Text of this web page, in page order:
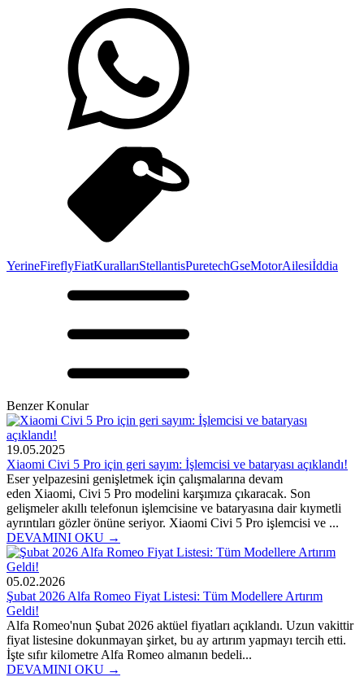
YerineFireflyFiatKurallarıStellantisPuretechGseMotorAilesiİddia
Benzer Konular
19.05.2025
Xiaomi Civi 5 Pro için geri sayım: İşlemcisi ve bataryası açıklandı!
Eser yelpazesini genişletmek için çalışmalarına devam
eden Xiaomi, Civi 5 Pro modelini karşımıza çıkaracak. Son
gelişmeler akıllı telefonun işlemcisine ve bataryasına dair kıymetli
ayrıntıları gözler önüne seriyor. Xiaomi Civi 5 Pro işlemcisi ve ...
DEVAMINI OKU →
05.02.2026
Şubat 2026 Alfa Romeo Fiyat Listesi: Tüm Modellere Artırım
Geldi!
Alfa Romeo'nun Şubat 2026 aktüel fiyatları açıklandı. Uzun vakittir
fiyat listesine dokunmayan şirket, bu ay artırım yapmayı tercih etti.
İşte sıfır kilometre Alfa Romeo almanın bedeli...
DEVAMINI OKU →